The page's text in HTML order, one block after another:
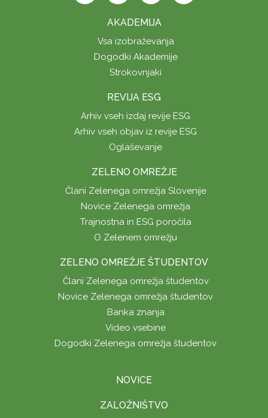
AKADEMIJA
Vsa izobraževanja
Dogodki Akademije
Strokovnjaki
REVIJA ESG
Arhiv vseh izdaj revije ESG
Arhiv vseh objav iz revije ESG
Oglaševanje
ZELENO OMREŽJE
Člani Zelenega omrežja Slovenije
Novice Zelenega omrežja
Trajnostna in ESG poročila
O Zelenem omrežju
ZELENO OMREŽJE ŠTUDENTOV
Člani Zelenega omrežja študentov
Novice Zelenega omrežja študentov
Banka znanja
Video vsebine
Dogodki Zelenega omrežja študentov
NOVICE
ZALOŽNIŠTVO